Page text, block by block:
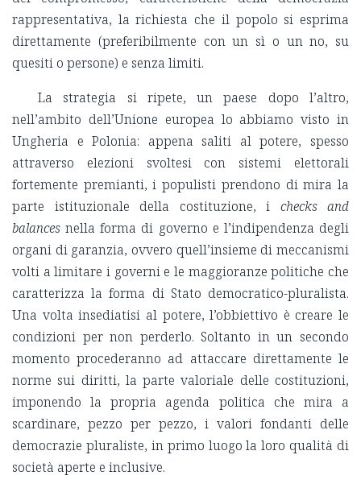
rappresentativa, la richiesta che il popolo si esprima
direttamente (preferibilmente con un sì o un no, su
quesiti o persone) e senza limiti.
La strategia si ripete, un paese dopo l’altro,
nell’ambito dell’Unione europea lo abbiamo visto in
Ungheria e Polonia: appena saliti al potere, spesso
attraverso elezioni svoltesi con sistemi elettorali
fortemente premianti, i populisti prendono di mira la
parte istituzionale della costituzione, i checks and
balances nella forma di governo e l’indipendenza degli
organi di garanzia, ovvero quell’insieme di meccanismi
volti a limitare i governi e le maggioranze politiche che
caratterizza la forma di Stato democratico-pluralista.
Una volta insediatisi al potere, l’obbiettivo è creare le
condizioni per non perderlo. Soltanto in un secondo
momento procederanno ad attaccare direttamente le
norme sui diritti, la parte valoriale delle costituzioni,
imponendo la propria agenda politica che mira a
scardinare, pezzo per pezzo, i valori fondanti delle
democrazie pluraliste, in primo luogo la loro qualità di
società aperte e inclusive.